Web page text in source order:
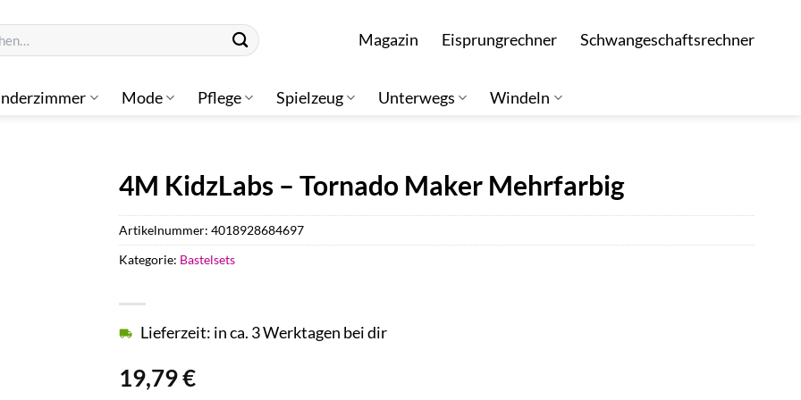
Magazin Eisprungrechner Schwangeschaftsrechner
Mode Pflege Spielzeug Unterwegs Windeln
4M KidzLabs – Tornado Maker Mehrfarbig
19,79€
Lieferzeit: in ca. 3 Werktagen bei dir
Artikelnummer:4018928684697
Kategorie: Bastelsets